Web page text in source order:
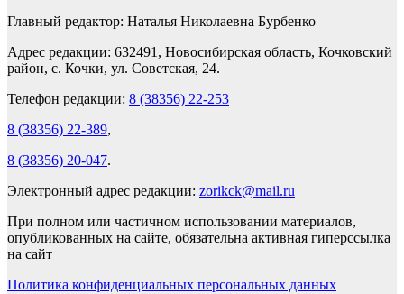
Главный редактор: Наталья Николаевна Бурбенко
Адрес редакции: 632491, Новосибирская область, Кочковский
район, с. Кочки, ул. Советская, 24.
Телефон редакции: 8 (38356) 22-253
8 (38356) 22-389,
8 (38356) 20-047.
Электронный адрес редакции: zorikck@mail.ru
При полном или частичном использовании материалов,
опубликованных на сайте, обязательна активная гиперссылка
на сайт
Политика конфиденциальных персональных данных